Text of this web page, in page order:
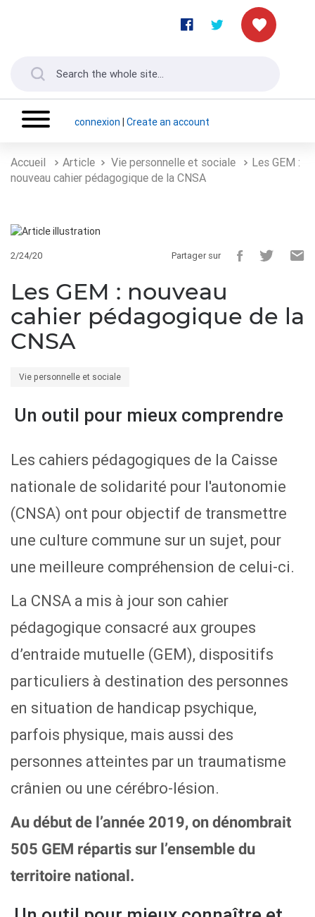
connexion | Create an account
Accueil Article Vie personnelle et sociale
Les GEM :
nouveau cahier pédagogique de la CNSA
2/24/20 Partager sur
Les GEM : nouveau
cahier pédagogique de la
CNSA
Vie personnelle et sociale
Un outil pour mieux comprendre
Les cahiers pédagogiques de la Caisse
nationale de solidarité pour l'autonomie
(CNSA) ont pour objectif de transmettre
une culture commune sur un sujet, pour
une meilleure compréhension de celui-ci.
La CNSA a mis à jour son cahier
pédagogique consacré aux groupes
d’entraide mutuelle (GEM), dispositifs
particuliers à destination des personnes
en situation de handicap psychique,
parfois physique, mais aussi des
personnes atteintes par un traumatisme
crânien ou une cérébro-lésion.
Au début de l’année 2019, on dénombrait
505 GEM répartis sur l’ensemble du
territoire national.